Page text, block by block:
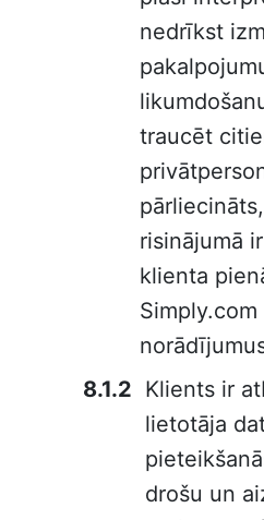
nedrīkst
traucēt
risinājumā
klienta
Klients ir
lietotāja
drošu un